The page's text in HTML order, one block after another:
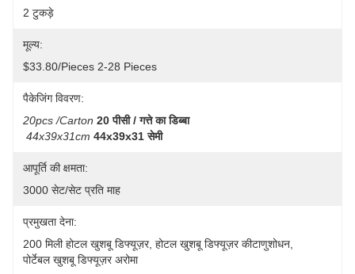
2 टुकड़े
मूल्य:
$33.80/pieces 2-28 Pieces
पैकेजिंग विवरण:
20pcs /carton 20 पीसी / गत्ते का डिब्बा
44x39x31cm 44x39x31 सेमी
आपूर्ति की क्षमता:
3000 सेट/सेट प्रति माह
प्रमुखता देना:
200 मिली होटल खुशबू डिफ्यूज़र, होटल खुशबू डिफ्यूज़र कीटाणुशोधन
पोर्टेबल खुशबू डिफ्यूज़र अरोमा